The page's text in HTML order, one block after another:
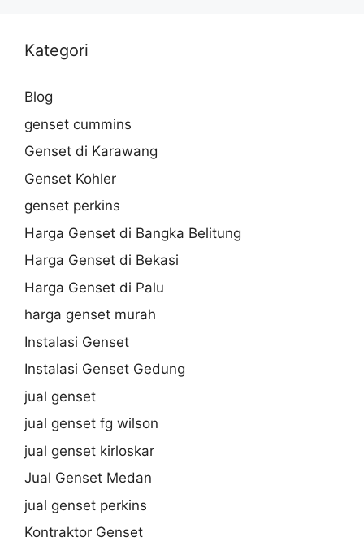
Kategori
Blog
genset cummins
Genset di Karawang
Genset Kohler
genset perkins
Harga Genset di Bangka Belitung
Harga Genset di Bekasi
Harga Genset di Palu
harga genset murah
Instalasi Genset
Instalasi Genset Gedung
jual genset
jual genset fg wilson
jual genset kirloskar
Jual Genset Medan
jual genset perkins
Kontraktor Genset